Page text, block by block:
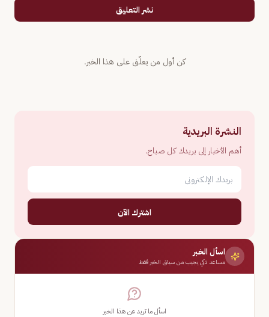
نشر التعليق
كن أول من يعلّق على هذا الخبر.
النشرة البريدية
أهم الأخبار إلى بريدك كل صباح.
اشترك الآن
اسأل الخبر
مساعد ذكي يجيب من سياق الخبر فقط
اسأل ما تريد عن هذا الخبر